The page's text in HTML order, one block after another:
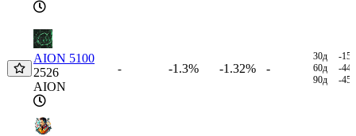
AION 5100
2526
AION
- -1.3% -1.32% -
30д
-
60д
-
90д
-